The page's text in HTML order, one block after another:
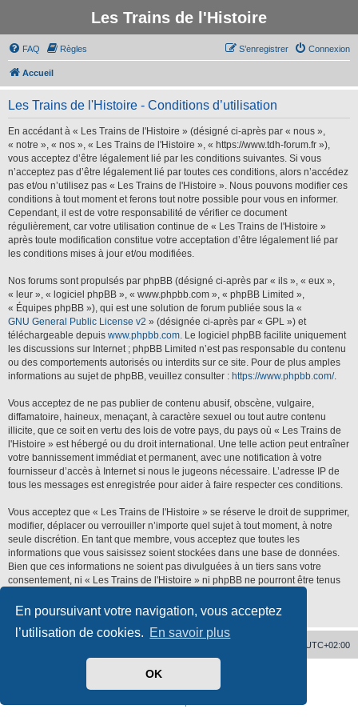
En poursuivant votre navigation, vous acceptez
l’utilisation de cookies. En savoir plus
OK
Les Trains de l'Histoire
FAQ Règles Connexion
S’enregistrer
Accueil
Les Trains de l'Histoire - Conditions d’utilisation
En accédant à « Les Trains de l'Histoire » (désigné ci-après par « nous »,
« notre », « nos », « Les Trains de l'Histoire », « https://www.tdh-forum.fr »),
vous acceptez d’être légalement lié par les conditions suivantes. Si vous
n’acceptez pas d’être légalement lié par toutes ces conditions, alors n’accédez
pas et/ou n’utilisez pas « Les Trains de l'Histoire ». Nous pouvons modifier ces
conditions à tout moment et ferons tout notre possible pour vous en informer.
Cependant, il est de votre responsabilité de vérifier ce document
régulièrement, car votre utilisation continue de « Les Trains de l'Histoire »
après toute modification constitue votre acceptation d’être légalement lié par
les conditions mises à jour et/ou modifiées.
Nos forums sont propulsés par phpBB (désigné ci-après par « ils », « eux »,
« leur », « logiciel phpBB », « www.phpbb.com », « phpBB Limited »,
« Équipes phpBB »), qui est une solution de forum publiée sous la «
GNU General Public License v2 » (désignée ci-après par « GPL ») et
téléchargeable depuis www.phpbb.com. Le logiciel phpBB facilite uniquement
les discussions sur Internet ; phpBB Limited n’est pas responsable du contenu
ou des comportements autorisés ou interdits sur ce site. Pour de plus amples
informations au sujet de phpBB, veuillez consulter : https://www.phpbb.com/.
Vous acceptez de ne pas publier de contenu abusif, obscène, vulgaire,
diffamatoire, haineux, menaçant, à caractère sexuel ou tout autre contenu
illicite, que ce soit en vertu des lois de votre pays, du pays où « Les Trains de
l'Histoire » est hébergé ou du droit international. Une telle action peut entraîner
votre bannissement immédiat et permanent, avec une notification à votre
fournisseur d’accès à Internet si nous le jugeons nécessaire. L’adresse IP de
tous les messages est enregistrée pour aider à faire respecter ces conditions.
Vous acceptez que « Les Trains de l'Histoire » se réserve le droit de supprimer,
modifier, déplacer ou verrouiller n’importe quel sujet à tout moment, à notre
seule discrétion. En tant que membre, vous acceptez que toutes les
informations que vous saisissez soient stockées dans une base de données.
Bien que ces informations ne soient pas divulguées à un tiers sans votre
consentement, ni « Les Trains de l'Histoire » ni phpBB ne pourront être tenus
compromission des données.
UTC+02:00
phpBB ® Forum Software © phpBB Limited
phpBB-fr.com